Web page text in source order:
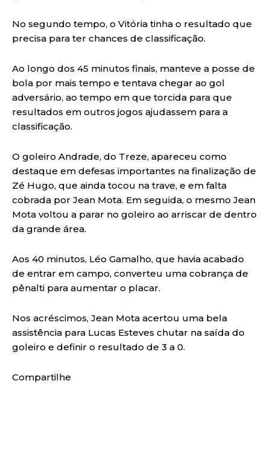
No segundo tempo, o Vitória tinha o resultado que
precisa para ter chances de classificação.
Ao longo dos 45 minutos finais, manteve a posse de
bola por mais tempo e tentava chegar ao gol
adversário, ao tempo em que torcida para que
resultados em outros jogos ajudassem para a
classificação.
O goleiro Andrade, do Treze, apareceu como
destaque em defesas importantes na finalização de
Zé Hugo, que ainda tocou na trave, e em falta
cobrada por Jean Mota. Em seguida, o mesmo Jean
Mota voltou a parar no goleiro ao arriscar de dentro
da grande área.
Aos 40 minutos, Léo Gamalho, que havia acabado
de entrar em campo, converteu uma cobrança de
pênalti para aumentar o placar.
Nos acréscimos, Jean Mota acertou uma bela
assistência para Lucas Esteves chutar na saída do
goleiro e definir o resultado de 3 a 0.
Compartilhe